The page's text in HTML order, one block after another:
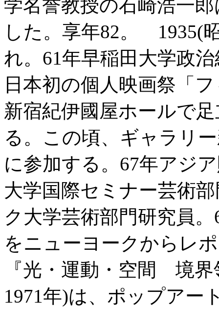
学名誉教授の石崎浩一
した。享年82。 1935(
れ。61年早稲田大学政
日本初の個人映画祭「
新宿紀伊國屋ホールで
る。この頃、ギャラリ
に参加する。67年アジ
大学国際セミナー芸術
ク大学芸術部門研究員
をニューヨークからレ
『光・運動・空間 境
1971年)は、ポップアー